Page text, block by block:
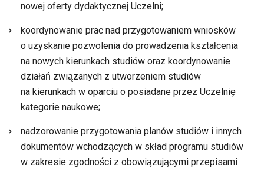
nowej oferty dydaktycznej Uczelni;
koordynowanie prac nad przygotowaniem wniosków
o uzyskanie pozwolenia do prowadzenia kształcenia
na nowych kierunkach studiów oraz koordynowanie
działań związanych z utworzeniem studiów
na kierunkach w oparciu o posiadane przez Uczelnię
kategorie naukowe;
nadzorowanie przygotowania planów studiów i innych
dokumentów wchodzących w skład programu studiów
w zakresie zgodności z obowiązującymi przepisami